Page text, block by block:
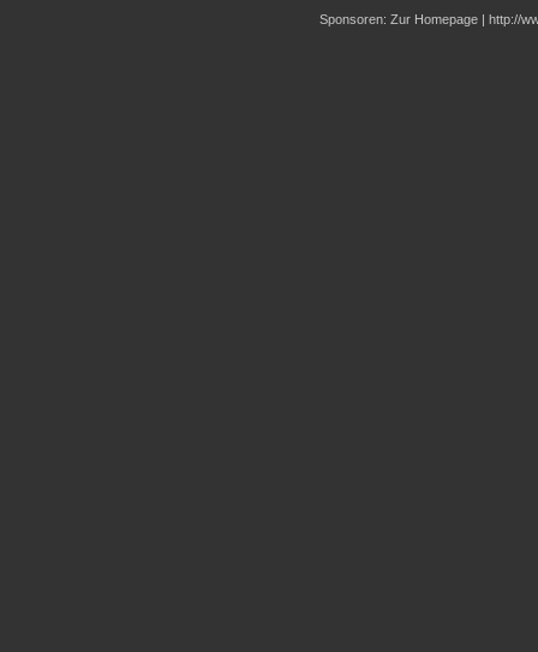
Sponsoren:Zur Homepage |http://